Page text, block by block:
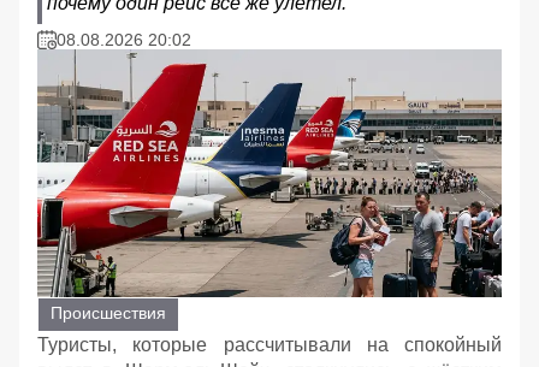
08.08.2026 20:02
Происшествия
Туристы, которые рассчитывали на спокойный